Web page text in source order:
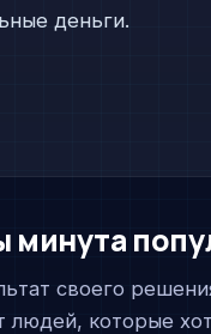
деньги.
своего
людей, которые